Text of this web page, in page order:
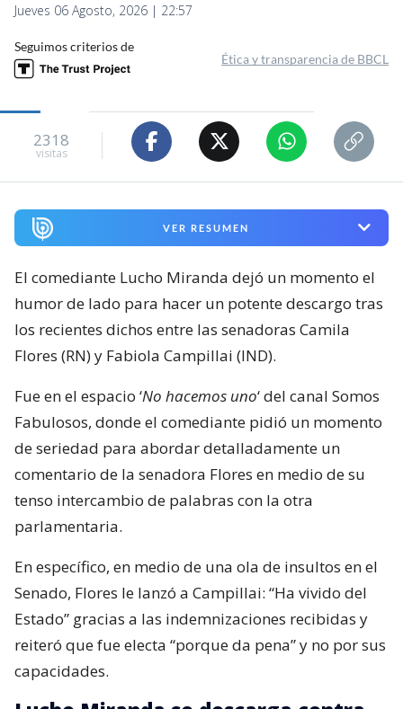
Jueves 06 Agosto, 2026 | 22:57
Seguimos criterios de
Ética y transparencia de BBCL
2318
visitas
VER RESUMEN
El comediante Lucho Miranda dejó un momento el
humor de lado para hacer un potente descargo tras
los recientes dichos entre las senadoras Camila
Flores (RN) y Fabiola Campillai (IND).
Fue en el espacio ‘No hacemos uno‘ del canal Somos
Fabulosos, donde el comediante pidió un momento
de seriedad para abordar detalladamente un
comentario de la senadora Flores en medio de su
tenso intercambio de palabras con la otra
parlamentaria.
En específico, en medio de una ola de insultos en el
Senado, Flores le lanzó a Campillai: “Ha vivido del
Estado” gracias a las indemnizaciones recibidas y
reiteró que fue electa “porque da pena” y no por sus
capacidades.